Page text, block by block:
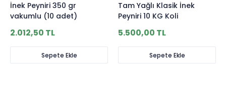
İnek Peyniri 350 gr
vakumlu (10 adet)
2.012,50 TL
Sepete Ekle
Tam Yağlı Klasik İnek
Peyniri 10 KG Koli
5.500,00 TL
Sepete Ekle